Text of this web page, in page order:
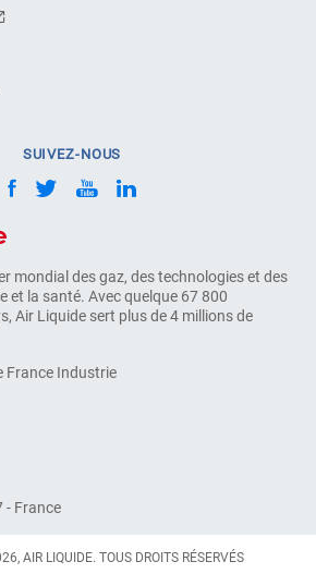
mondial des gaz, des technologies et des
et la santé. Avec quelque 67 800
Air Liquide sert plus de 4 millions de
France Industrie
- France
SUIVEZ-NOUS
AIR LIQUIDE. TOUS DROITS RÉSERVÉS